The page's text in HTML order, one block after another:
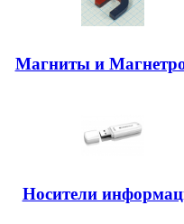
Магниты и
Носители